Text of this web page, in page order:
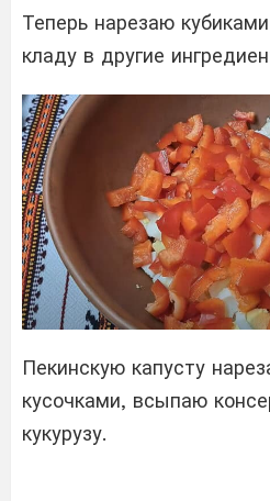
Теперь нарезаю
кладу в другие
Пекинскую капусту
кусочками, всыпаю
кукурузу.